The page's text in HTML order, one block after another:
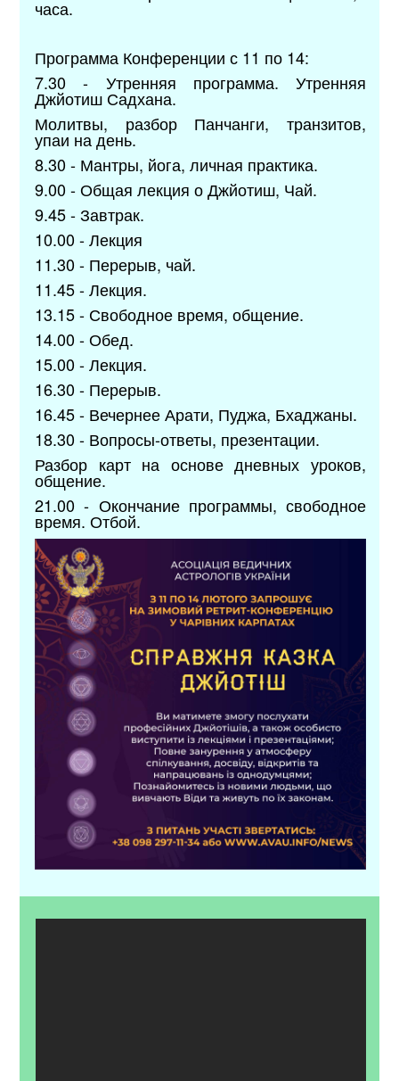
часа.
Программа Конференции с 11 по 14:
7.30 - Утренняя программа. Утренняя
Джйотиш Садхана.
Молитвы, разбор Панчанги, транзитов,
упаи на день.
8.30 - Мантры, йога, личная практика.
9.00 - Общая лекция о Джйотиш, Чай.
9.45 - Завтрак.
10.00 - Лекция
11.30 - Перерыв, чай.
11.45 - Лекция.
13.15 - Свободное время, общение.
14.00 - Обед.
15.00 - Лекция.
16.30 - Перерыв.
16.45 - Вечернее Арати, Пуджа, Бхаджаны.
18.30 - Вопросы-ответы, презентации.
Разбор карт на основе дневных уроков,
общение.
21.00 - Окончание программы, свободное
время. Отбой.